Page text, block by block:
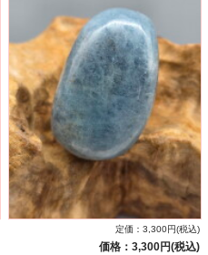
定価：3,300円(税込)
価格：3,300円(税込)